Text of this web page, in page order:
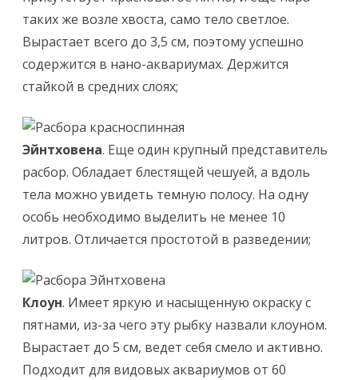
таких же возле хвоста, само тело светлое.
Вырастает всего до 3,5 см, поэтому успешно
содержится в нано-аквариумах. Держится
стайкой в средних слоях;
Эйнтховена. Еще один крупный представитель
расбор. Обладает блестящей чешуей, а вдоль
тела можно увидеть темную полосу. На одну
особь необходимо выделить не менее 10
литров. Отличается простотой в разведении;
Клоун. Имеет яркую и насыщенную окраску с
пятнами, из-за чего эту рыбку назвали клоуном.
Вырастает до 5 см, ведет себя смело и активно.
Подходит для видовых аквариумов от 60